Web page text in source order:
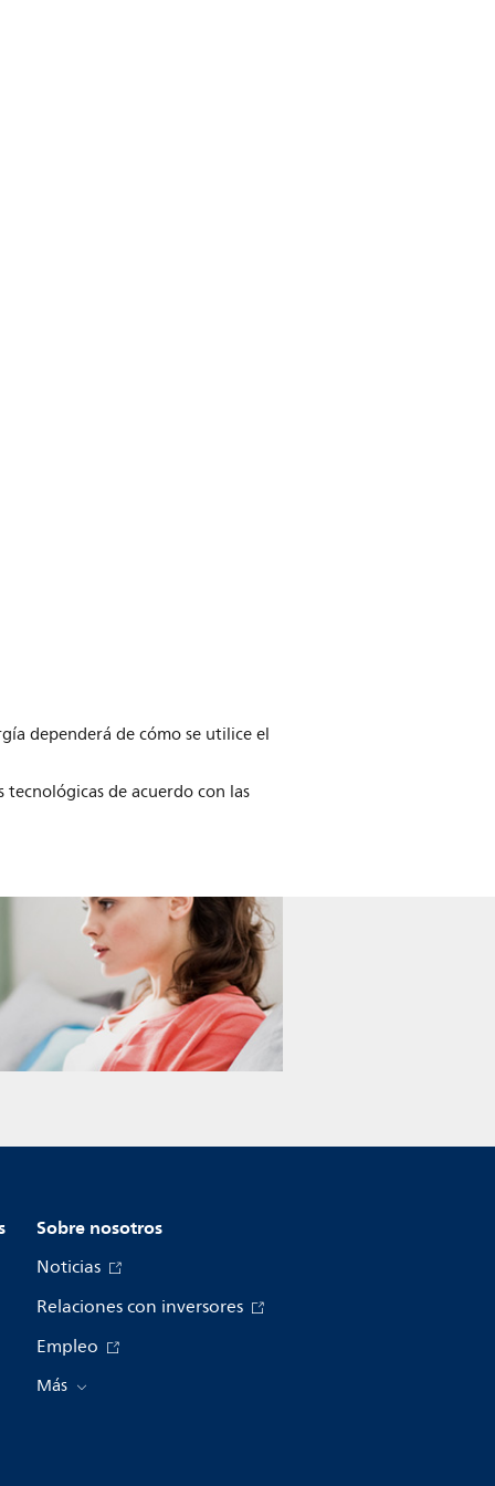
dependerá de cómo se utilice el
de acuerdo con las
Sobre nosotros
Noticias
Relaciones con inversores
Empleo
Más